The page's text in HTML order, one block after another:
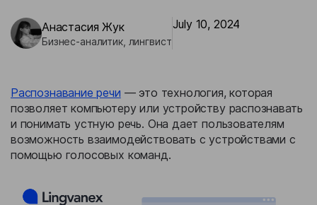
Анастасия Жук
Бизнес-аналитик, лингвист
July 10, 2024
Распознавание речи — это технология, которая
позволяет компьютеру или устройству распознавать
и понимать устную речь. Она дает пользователям
возможность взаимодействовать с устройствами с
помощью голосовых команд.